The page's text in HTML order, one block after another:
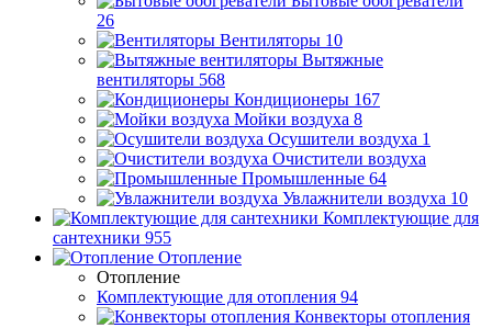
26
Вентиляторы 10
Вытяжные
вентиляторы 568
Кондиционеры 167
Мойки воздуха 8
Осушители воздуха 1
Очистители воздуха
Промышленные 64
Увлажнители воздуха 10
Комплектующие для
сантехники 955
Отопление
Отопление
Комплектующие для отопления 94
Конвекторы отопления